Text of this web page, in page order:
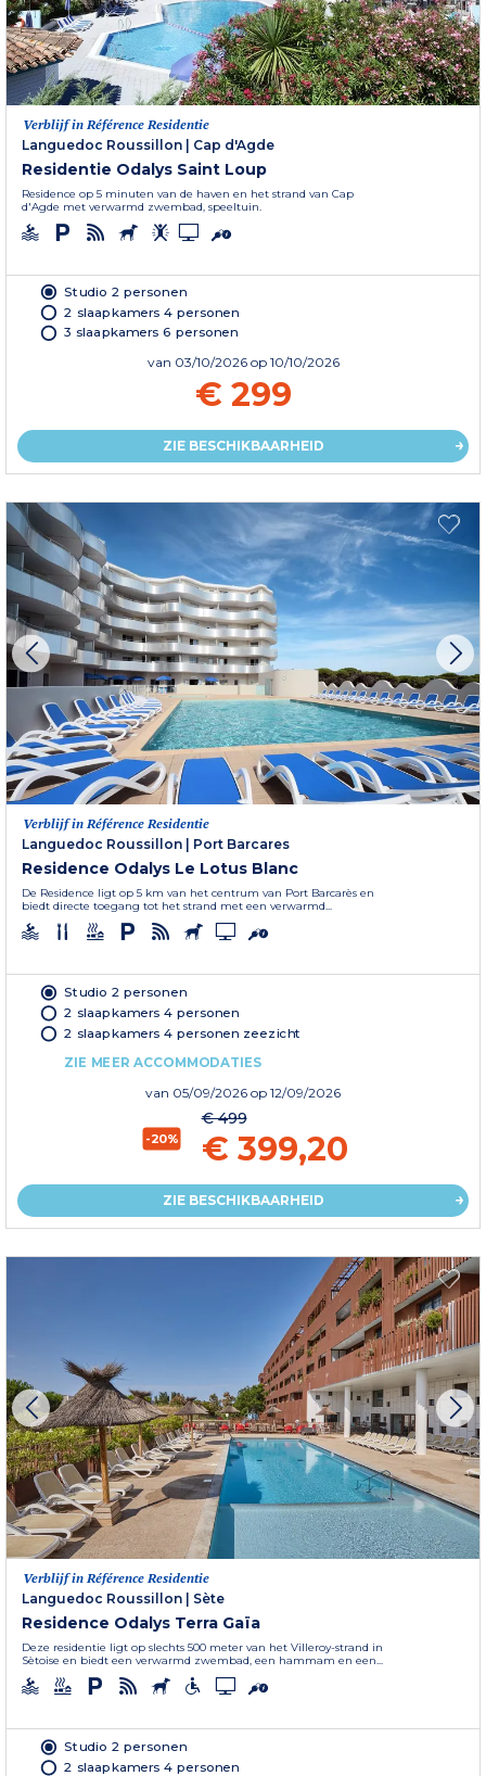
Verblijf in Référence Residentie
Languedoc Roussillon
Cap d'Agde
Residentie Odalys Saint Loup
Residence op 5 minuten van de haven en het strand van Cap
d'Agde met verwarmd zwembad, speeltuin.
Studio 2 personen
2 slaapkamers 4 personen
3 slaapkamers 6 personen
van 03/10/2026 op 10/10/2026
€ 299
ZIE BESCHIKBAARHEID
Verblijf in Référence Residentie
Languedoc Roussillon
Port Barcares
Residence Odalys Le Lotus Blanc
De Residence ligt op 5 km van het centrum van Port Barcarès en
biedt directe toegang tot het strand met een verwarmd...
Studio 2 personen
2 slaapkamers 4 personen
2 slaapkamers 4 personen zeezicht
ZIE MEER ACCOMMODATIES
van 05/09/2026 op 12/09/2026
-20%
€ 499
€ 399,20
ZIE BESCHIKBAARHEID
Verblijf in Référence Residentie
Languedoc Roussillon
Sète
Residence Odalys Terra Gaïa
Deze residentie ligt op slechts 500 meter van het Villeroy-strand in
Sètoise en biedt een verwarmd zwembad, een hammam en een...
Studio 2 personen
2 slaapkamers 4 personen